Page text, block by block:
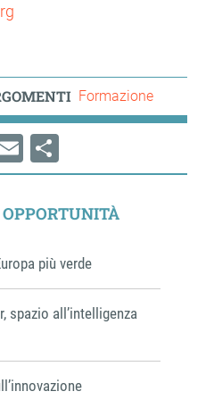
Formazione
Share
più verde
spazio all’intelligenza